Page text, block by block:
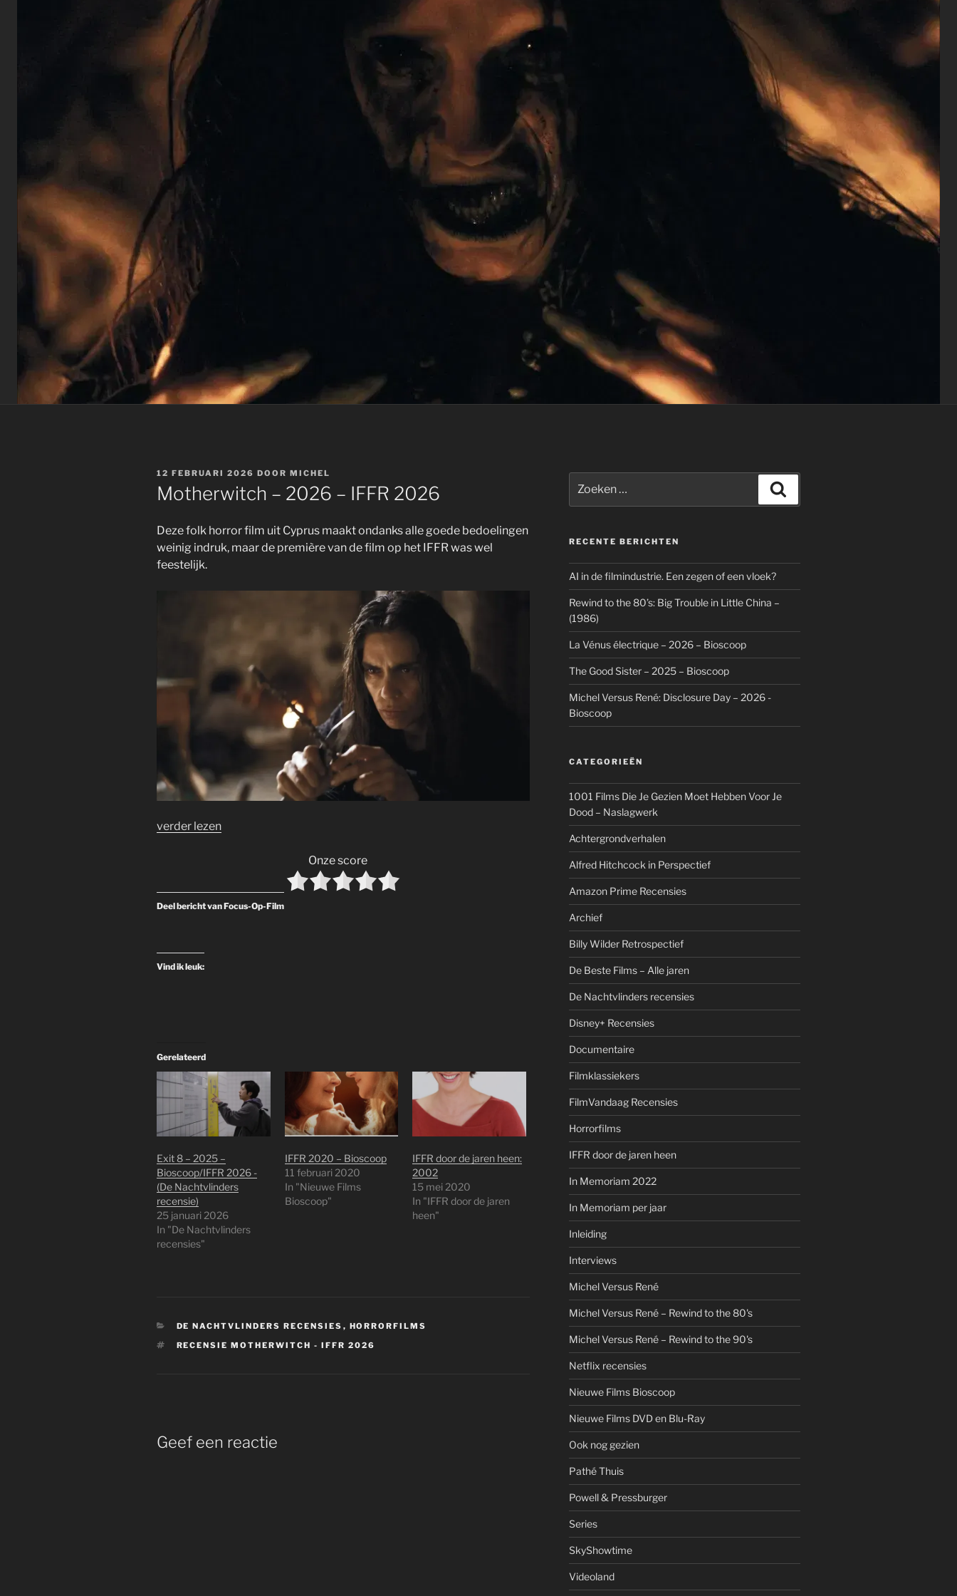
GEPLAATST
OP
12 FEBRUARI 2026 DOOR MICHEL
Motherwitch – 2026 – IFFR 2026
Deze folk horror film uit Cyprus maakt ondanks alle goede bedoelingen
weinig indruk, maar de première van de film op het IFFR was wel
feestelijk.
verder lezen
Onze score
Deel bericht van Focus-Op-Film
Vind ik leuk:
Gerelateerd
Exit 8 – 2025 –
Bioscoop/IFFR 2026 -
(De Nachtvlinders
recensie)
25 januari 2026
In "De Nachtvlinders
recensies"
IFFR 2020 – Bioscoop
11 februari 2020
In "Nieuwe Films
Bioscoop"
IFFR door de jaren heen:
2002
15 mei 2020
In "IFFR door de jaren
heen"
CATEGORIEËN
DE NACHTVLINDERS RECENSIES , HORRORFILMS
TAGS
RECENSIE MOTHERWITCH - IFFR 2026
Geef een reactie
naar:
RECENTE BERICHTEN
AI in de filmindustrie. Een zegen of een vloek?
Rewind to the 80’s: Big Trouble in Little China –
(1986)
La Vénus électrique – 2026 – Bioscoop
The Good Sister – 2025 – Bioscoop
Michel Versus René: Disclosure Day – 2026 -
Bioscoop
CATEGORIEËN
1001 Films Die Je Gezien Moet Hebben Voor Je
Dood – Naslagwerk
Achtergrondverhalen
Alfred Hitchcock in Perspectief
Amazon Prime Recensies
Archief
Billy Wilder Retrospectief
De Beste Films – Alle jaren
De Nachtvlinders recensies
Disney+ Recensies
Documentaire
Filmklassiekers
FilmVandaag Recensies
Horrorfilms
IFFR door de jaren heen
In Memoriam 2022
In Memoriam per jaar
Inleiding
Interviews
Michel Versus René
Michel Versus René – Rewind to the 80's
Michel Versus René – Rewind to the 90's
Netflix recensies
Nieuwe Films Bioscoop
Nieuwe Films DVD en Blu-Ray
Ook nog gezien
Pathé Thuis
Powell & Pressburger
Series
SkyShowtime
Videoland